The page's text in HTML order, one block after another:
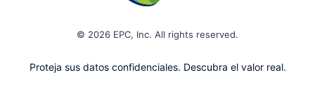
© 2026 EPC, Inc. All rights reserved.
Proteja sus datos confidenciales. Descubra el valor real.